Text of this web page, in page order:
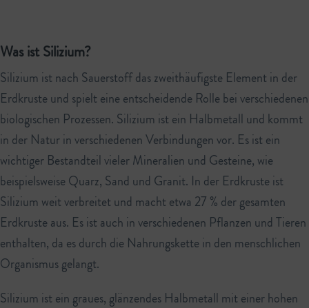
Was ist Silizium?
Silizium ist nach Sauerstoff das zweithäufigste Element in der
Erdkruste und spielt eine entscheidende Rolle bei verschiedenen
biologischen Prozessen. Silizium ist ein Halbmetall und kommt
in der Natur in verschiedenen Verbindungen vor. Es ist ein
wichtiger Bestandteil vieler Mineralien und Gesteine, wie
beispielsweise Quarz, Sand und Granit. In der Erdkruste ist
Silizium weit verbreitet und macht etwa 27 % der gesamten
Erdkruste aus. Es ist auch in verschiedenen Pflanzen und Tieren
enthalten, da es durch die Nahrungskette in den menschlichen
Organismus gelangt.
Silizium ist ein graues, glänzendes Halbmetall mit einer hohen